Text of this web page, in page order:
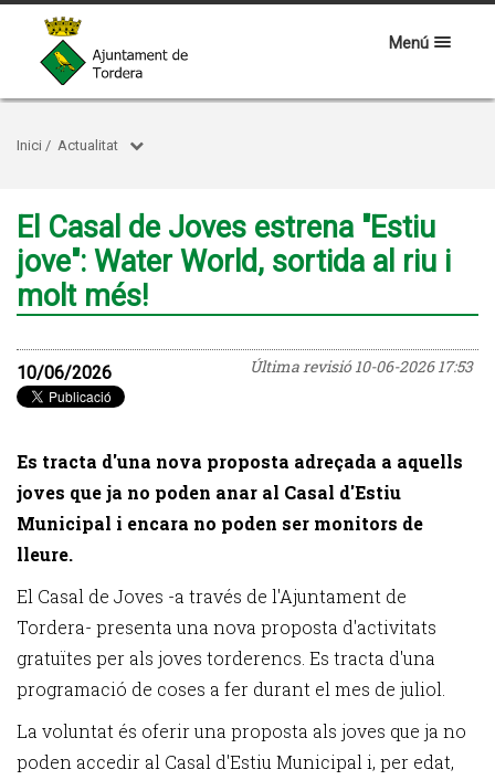
Menú
Inici / Actualitat
El Casal de Joves estrena "Estiu
jove": Water World, sortida al riu i
molt més!
Última revisió10-06-2026 17:53
10/06/2026
Es tracta d'una nova proposta adreçada a aquells
joves que ja no poden anar al Casal d'Estiu
Municipal i encara no poden ser monitors de
lleure.
El Casal de Joves -a través de l'Ajuntament de
Tordera- presenta una nova proposta d'activitats
gratuïtes per als joves torderencs. Es tracta d'una
programació de coses a fer durant el mes de juliol.
La voluntat és oferir una proposta als joves que ja no
poden accedir al Casal d'Estiu Municipal i, per edat,